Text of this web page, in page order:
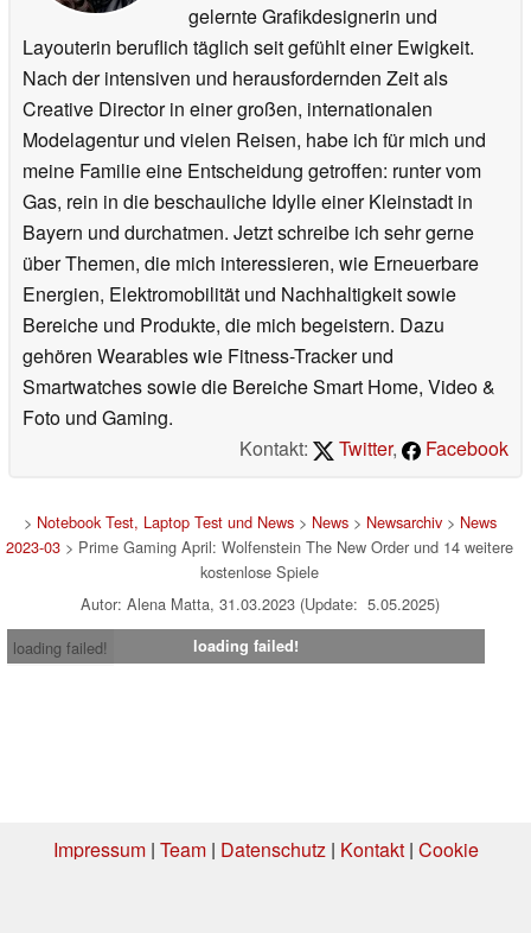
gelernte Grafikdesignerin und
Layouterin beruflich täglich seit gefühlt einer Ewigkeit.
Nach der intensiven und herausfordernden Zeit als
Creative Director in einer großen, internationalen
Modelagentur und vielen Reisen, habe ich für mich und
meine Familie eine Entscheidung getroffen: runter vom
Gas, rein in die beschauliche Idylle einer Kleinstadt in
Bayern und durchatmen. Jetzt schreibe ich sehr gerne
über Themen, die mich interessieren, wie Erneuerbare
Energien, Elektromobilität und Nachhaltigkeit sowie
Bereiche und Produkte, die mich begeistern. Dazu
gehören Wearables wie Fitness-Tracker und
Smartwatches sowie die Bereiche Smart Home, Video &
Foto und Gaming.
Kontakt:
Twitter, Facebook
> Notebook Test, Laptop Test und News> News> Newsarchiv> News
2023-03 > Prime Gaming April: Wolfenstein The New Order und 14 weitere
kostenlose Spiele
Autor: Alena Matta, 31.03.2023 (Update: 5.05.2025)
loading failed!
loading failed!
Impressum| Team| Datenschutz| Kontakt| Cookie